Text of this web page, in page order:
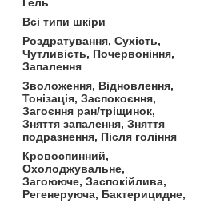
Всі типи шкіри
Роздратування, Сухість,
Чутливість, Почервоніння,
Запалення
Зволоження, Відновлення,
Тонізація, Заспокоєння,
Загоєння ран/тріщинок,
Зняття запалення, Зняття
подразнення, Після гоління
Кровоспинний,
Охолоджувальне,
Загоююче, Заспокійлива,
Регенеруюча, Бактерицидне,